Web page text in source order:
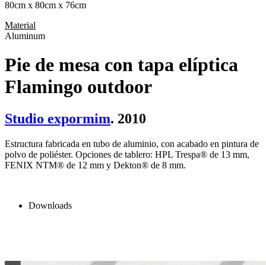
80cm x 80cm x 76cm
Material
Aluminum
Pie de mesa con tapa elíptica
Flamingo outdoor
Studio expormim. 2010
Estructura fabricada en tubo de aluminio, con acabado en pintura de
polvo de poliéster. Opciones de tablero: HPL Trespa® de 13 mm,
FENIX NTM® de 12 mm y Dekton® de 8 mm.
Downloads